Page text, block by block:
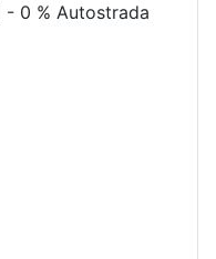
0 % Autostrada